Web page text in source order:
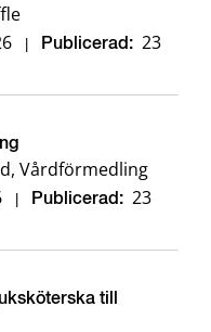
Publicerad: 23
Vårdförmedling
Publicerad: 23
till